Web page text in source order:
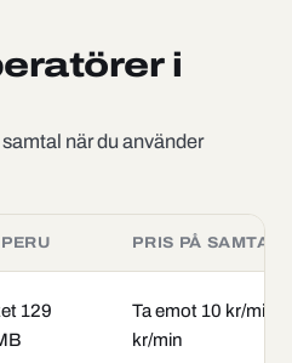
i
när du använder
PRIS PÅ SAMTAL
129
Ta emot 10 kr/min
kr/min